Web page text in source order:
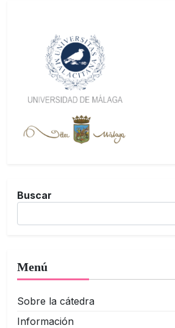
Buscar
Menú
Sobre la cátedra
Información